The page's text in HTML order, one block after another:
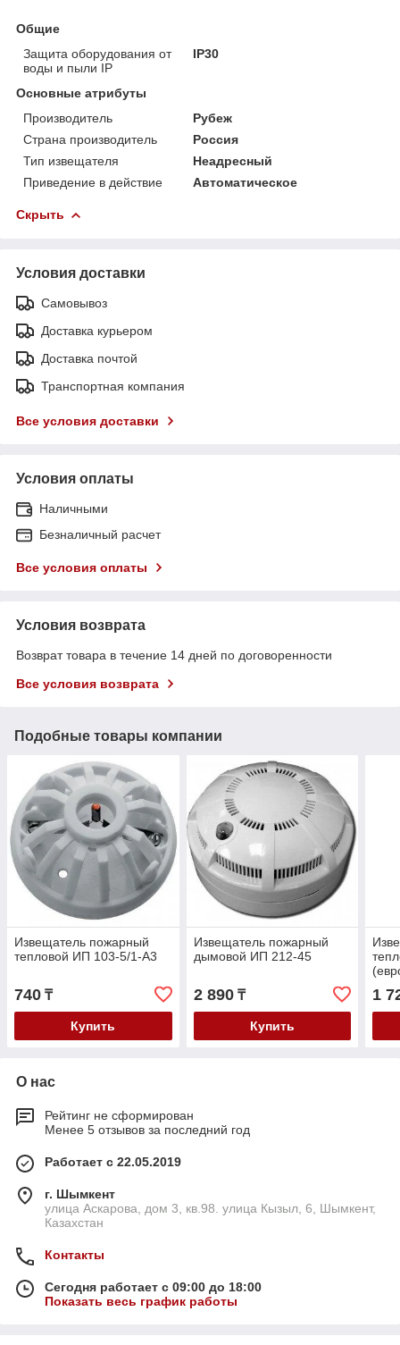
Общие
Защита оборудования от
воды и пыли IP
IP30
Основные атрибуты
Производитель
Рубеж
Страна производитель
Россия
Тип извещателя
Неадресный
Приведение в действие
Автоматическое
Скрыть
Условия доставки
Самовывоз
Доставка курьером
Доставка почтой
Транспортная компания
Все условия доставки
Условия оплаты
Наличными
Безналичный расчет
Все условия оплаты
Условия возврата
Возврат товара в течение 14 дней по договоренности
Все условия возврата
Подобные товары компании
Извещатель пожарный
тепловой ИП 103-5/1-А3
740 ₸
Купить
Извещатель пожарный
дымовой ИП 212-45
2 890₸
Купить
1
О нас
Рейтинг не сформирован
Менее 5 отзывов за последний год
Работает с 22.05.2019
г. Шымкент
улица Аскарова, дом 3, кв.98. улица Кызыл, 6, Шымкент,
Казахстан
Контакты
Сегодня работает с 09:00 до 18:00
Показать весь график работы